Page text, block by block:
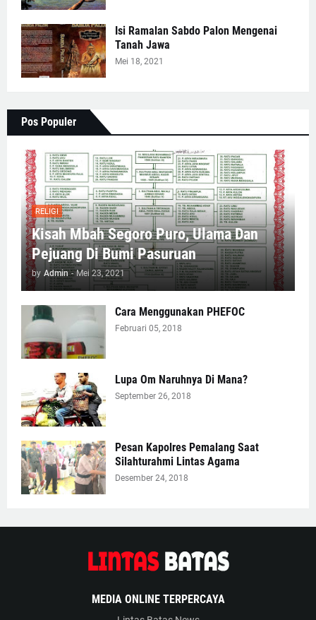
Isi Ramalan Sabdo Palon Mengenai
Tanah Jawa
Mei 18, 2021
Pos Populer
RELIGI
Kisah Mbah Segoro Puro, Ulama Dan
Pejuang Di Bumi Pasuruan
by Admin - Mei 23, 2021
Cara Menggunakan PHEFOC
Februari 05, 2018
Lupa Om Naruhnya Di Mana?
September 26, 2018
Pesan Kapolres Pemalang Saat
Silahturahmi Lintas Agama
Desember 24, 2018
MEDIA ONLINE TERPERCAYA